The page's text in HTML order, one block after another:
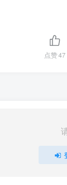
点赞47